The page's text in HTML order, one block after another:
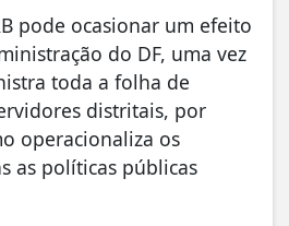
pode ocasionar um efeito
do DF, uma vez
toda a folha de
distritais, por
operacionaliza os
as políticas públicas